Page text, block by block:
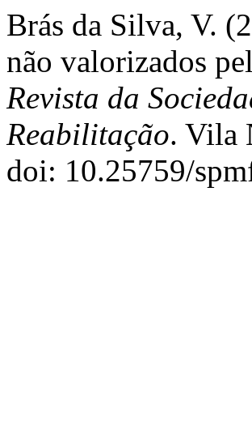
Brás da Silva, V.
não valorizados
Revista da
Reabilitação. Vila
doi: 10.25759/